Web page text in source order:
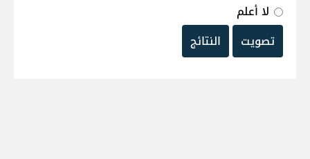
لا أعلم
تصويت
النتائج